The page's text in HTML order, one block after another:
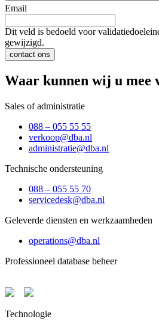
Email
Dit veld is bedoeld voor
gewijzigd.
contact ons
Waar kunnen wij u mee
Sales of administratie
088 – 055 55 55
verkoop@dba.nl
administratie@dba.nl
Technische ondersteuning
088 – 055 55 70
servicedesk@dba.nl
Geleverde diensten en werkzaamheden
operations@dba.nl
Professioneel database beheer
Technologie